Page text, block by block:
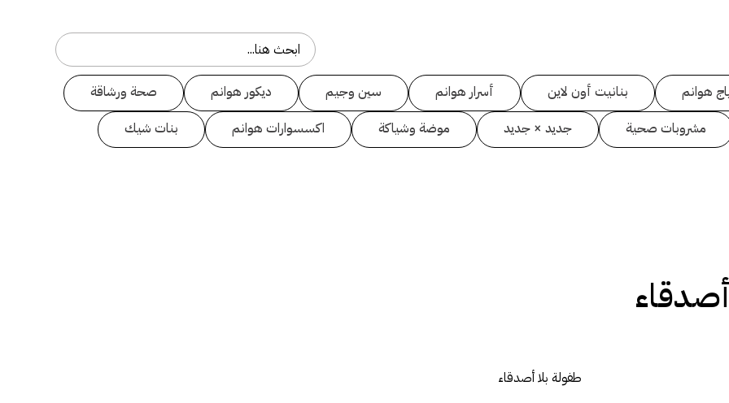
هوانم بنانيت أون لاين أسرار هوانم سين وجيم ديكور هوانم
صحة ورشاقة
مشروبات صحية
جديد × جديد موضة وشياكة اكسسوارات هوانم بنات شيك